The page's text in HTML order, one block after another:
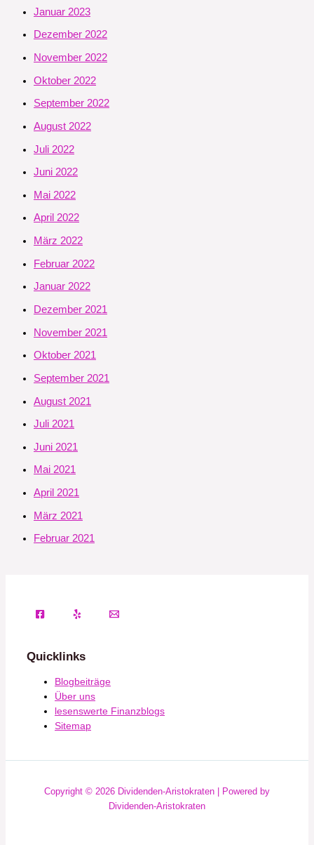
Januar 2023
Dezember 2022
November 2022
Oktober 2022
September 2022
August 2022
Juli 2022
Juni 2022
Mai 2022
April 2022
März 2022
Februar 2022
Januar 2022
Dezember 2021
November 2021
Oktober 2021
September 2021
August 2021
Juli 2021
Juni 2021
Mai 2021
April 2021
März 2021
Februar 2021
Quicklinks
Blogbeiträge
Über uns
lesenswerte Finanzblogs
Sitemap
Copyright © 2026 Dividenden-Aristokraten | Powered by
Dividenden-Aristokraten